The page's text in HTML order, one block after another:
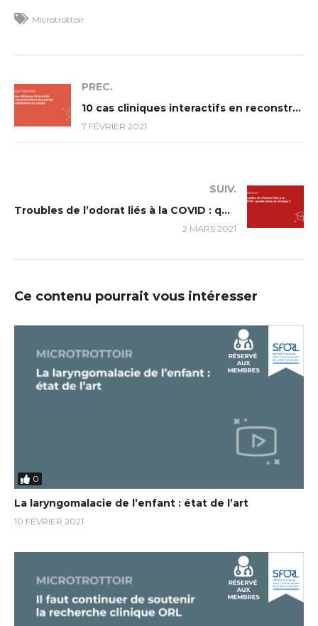
Microtrottoir
PREC.
10 cas cliniques interactifs en reconstruction des pertes de substance du visage
7 FÉVRIER 2021
SUIV.
Troubles de l’odorat liés à la COVID : quelle prise en charge ?
2 MARS 2021
Ce contenu pourrait vous intéresser
0
La laryngomalacie de l’enfant : état de l’art
10 FÉVRIER 2021